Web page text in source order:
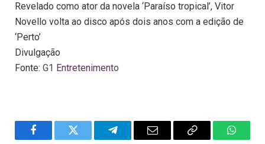
Revelado como ator da novela ‘Paraíso tropical’, Vitor
Novello volta ao disco após dois anos com a edição de
‘Perto’
Divulgação
Fonte: G1 Entretenimento
FacebookTwitter TelegramEmail
Copy